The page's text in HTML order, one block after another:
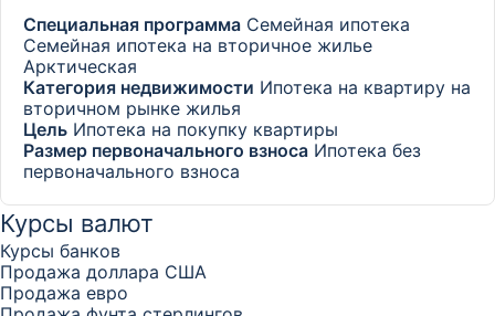
Специальная программа Семейная ипотека
Семейная ипотека на вторичное жилье
Арктическая
Категория недвижимости Ипотека на квартиру на
вторичном рынке жилья
Цель Ипотека на покупку квартиры
Размер первоначального взноса Ипотека без
первоначального взноса
Курсы валют
Курсы банков
Продажа доллара США
Продажа евро